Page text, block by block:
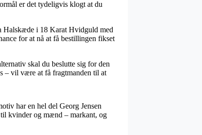
er det tydeligvis klogt at du
Halskæde i 18 Karat Hvidguld med
for at nå at få bestillingen fikset
skal du beslutte sig for den
– vil være at få fragtmanden til at
har en hel del Georg Jensen
kvinder og mænd – markant, og